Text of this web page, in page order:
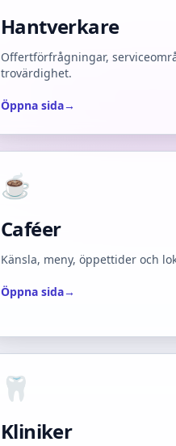
Hantverkare
Offertförfrågningar,
trovärdighet.
Öppna sida→
☕
Caféer
Känsla, meny, öppettider och
Öppna sida→
🦷
Kliniker